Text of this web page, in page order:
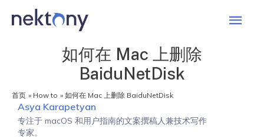
主
如何在 Mac 上删除
BaiduNetDisk
首页 How to 如何在 Mac 上删除 BaiduNetDisk
Asya Karapetyan
专注于 macOS 和用户指南的文案撰稿人兼技术写作
专家。